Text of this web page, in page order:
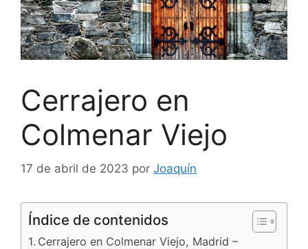
Cerrajero en
Colmenar Viejo
17 de abril de 2023 por Joaquín
Índice de contenidos
Cerrajero en Colmenar Viejo, Madrid –